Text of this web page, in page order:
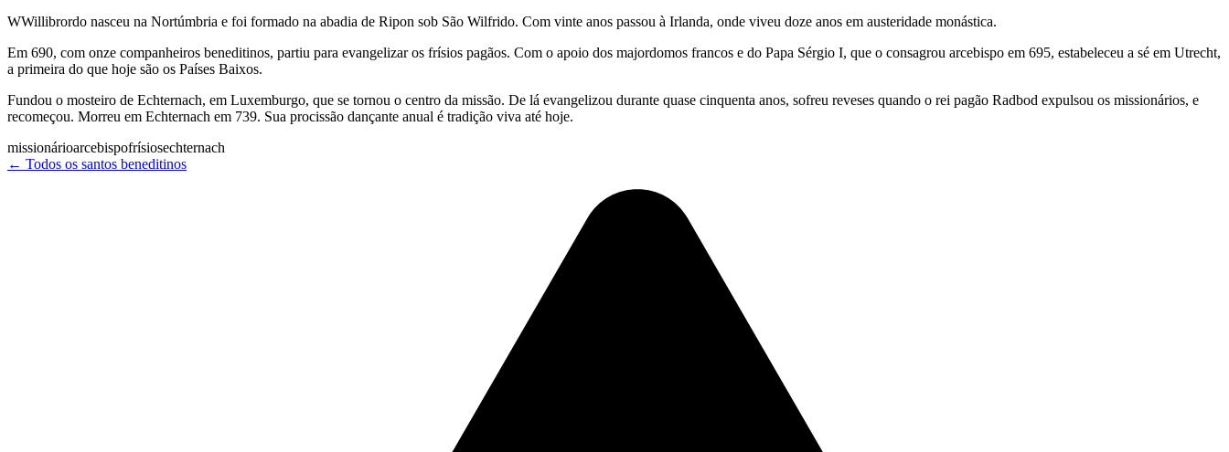
WWillibrordo nasceu na Nortúmbria e foi formado na abadia de Ripon sob São Wilfrido. Com vinte anos passou à Irlanda, onde viveu doze anos em austeridade monástica.
Em 690, com onze companheiros beneditinos, partiu para evangelizar os frísios pagãos. Com o apoio dos majordomos francos e do Papa Sérgio I, que o consagrou arcebispo em 695, estabeleceu a sé em Utrecht,
a primeira do que hoje são os Países Baixos.
Fundou o mosteiro de Echternach, em Luxemburgo, que se tornou o centro da missão. De lá evangelizou durante quase cinquenta anos, sofreu reveses quando o rei pagão Radbod expulsou os missionários, e
recomeçou. Morreu em Echternach em 739. Sua procissão dançante anual é tradição viva até hoje.
missionárioarcebispofrísiosechternach
← Todos os santos beneditinos